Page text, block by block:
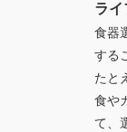
ライ
食器
する
たと
食や
て、